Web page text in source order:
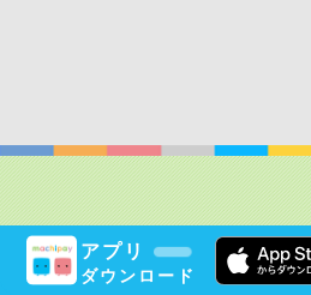
アプリ
ダウンロード